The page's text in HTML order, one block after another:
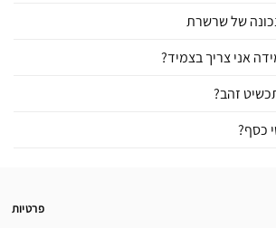
של שרשרת
אני צריך בצמיד?
זהב?
כסף?
פרטיות